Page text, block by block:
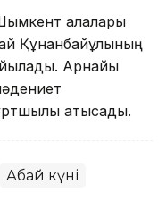
қалалары
Құнанбайұлының
Арнайы
қатысады.
Абай күні